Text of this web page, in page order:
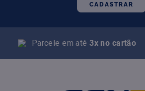
CADASTRAR
Parcele em até3x no cartão